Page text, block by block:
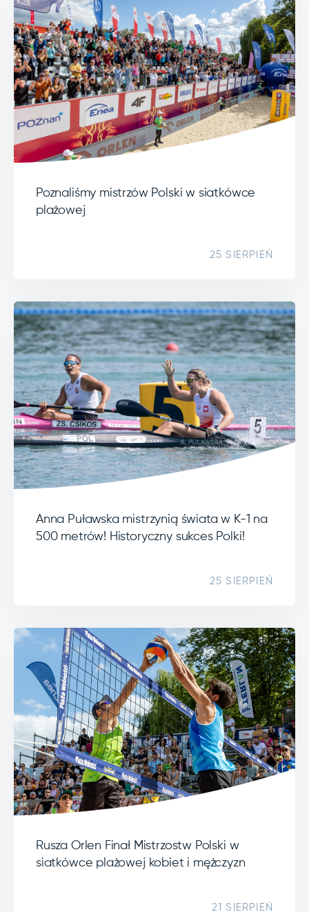
Poznaliśmy mistrzów Polski w siatkówce
plażowej
25 SIERPIEŃ
Anna Puławska mistrzynią świata w K-1 na
500 metrów! Historyczny sukces Polki!
25 SIERPIEŃ
Rusza Orlen Finał Mistrzostw Polski w
siatkówce plażowej kobiet i mężczyzn
21 SIERPIEŃ